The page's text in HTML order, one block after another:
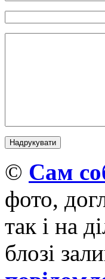
© Cам
фото,
так і на
блозі